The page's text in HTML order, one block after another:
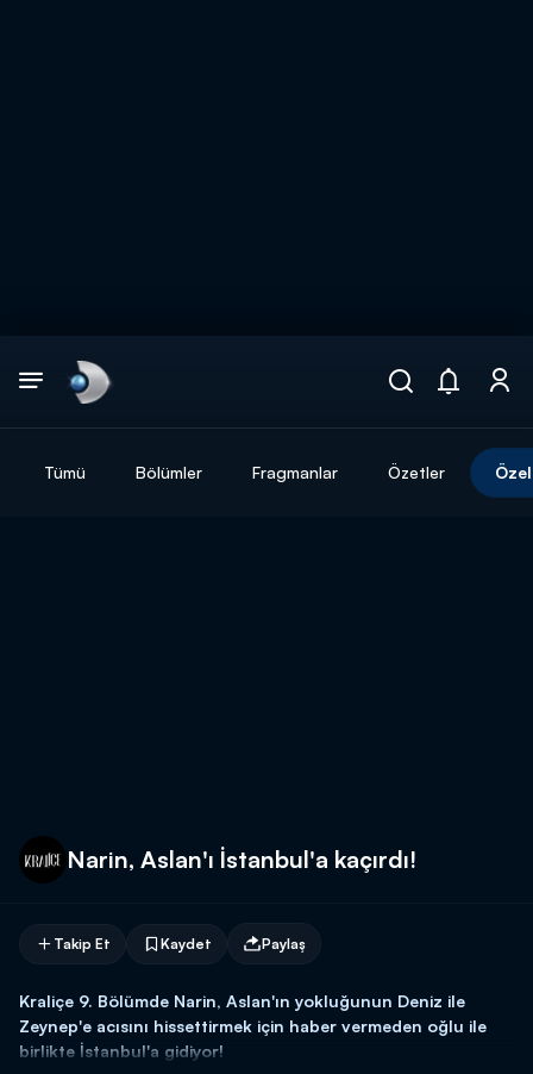
Tümü Bölümler Fragmanlar Özetler
Narin, Aslan'ı İstanbul'a kaçırdı!
Takip Et Kaydet Paylaş
Kraliçe 9. Bölümde Narin, Aslan'ın yokluğunun Deniz ile
Zeynep'e acısını hissettirmek için haber vermeden oğlu ile
birlikte İstanbul'a gidiyor!